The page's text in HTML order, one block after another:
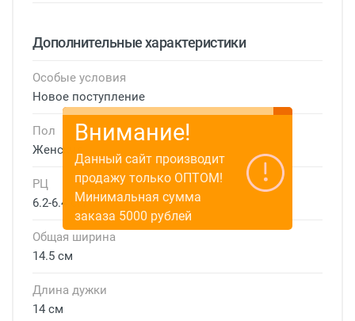
Дополнительные характеристики
Особые условия
Новое поступление
Пол
Женские
РЦ
6.2-6.4 см
Общая ширина
14.5 см
Длина дужки
14 см
Внимание!
Данный сайт производит
продажу только ОПТОМ!
Минимальная сумма
заказа 5000 рублей